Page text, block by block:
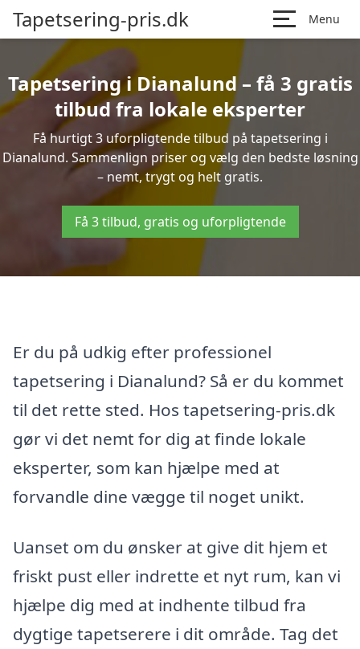
Tapetsering-pris.dk Menu
Tapetsering i Dianalund – få 3 gratis
tilbud fra lokale eksperter
Få hurtigt 3 uforpligtende tilbud på tapetsering i
Dianalund. Sammenlign priser og vælg den bedste løsning
– nemt, trygt og helt gratis.
Få 3 tilbud, gratis og uforpligtende
Er du på udkig efter professionel
tapetsering i Dianalund? Så er du kommet
til det rette sted. Hos tapetsering-pris.dk
gør vi det nemt for dig at finde lokale
eksperter, som kan hjælpe med at
forvandle dine vægge til noget unikt.
Uanset om du ønsker at give dit hjem et
friskt pust eller indrette et nyt rum, kan vi
hjælpe dig med at indhente tilbud fra
dygtige tapetserere i dit område. Tag det